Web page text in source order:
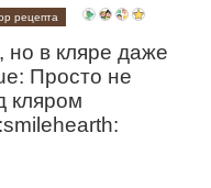
рецепта
но в кляре даже
Просто не
кляром